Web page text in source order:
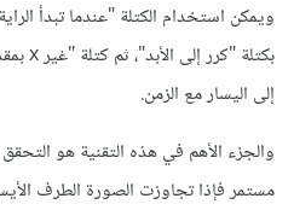
ويمكن استخدام الكتلة "عندما تبدأ
إلى اليسار مع الزمن.
مستمر فإذا تجاوزت الصورة الطرف